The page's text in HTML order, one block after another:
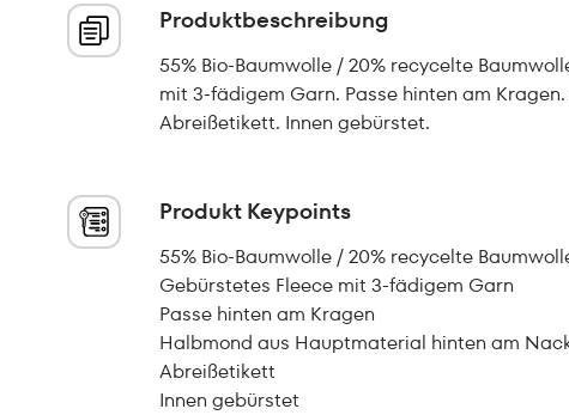
Produktbeschreibung
55% Bio-Baumwolle / 20% recycelte
mit 3-fädigem Garn. Passe hinten am
Abreißetikett. Innen gebürstet.
Produkt Keypoints
55% Bio-Baumwolle / 20% recycelte
Gebürstetes Fleece mit 3-fädigem Garn
Passe hinten am Kragen
Halbmond aus Hauptmaterial hinten am
Abreißetikett
Innen gebürstet